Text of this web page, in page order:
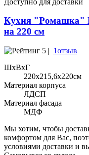
Кухня "Ромашка"
на 220 см
5 | 1отзыв
ШхВхГ
220x215,6х220см
Материал корпуса
ЛДСП
Материал фасада
МДФ
Мы хотим, чтобы
комфортом для Вас,
условиями доставки и